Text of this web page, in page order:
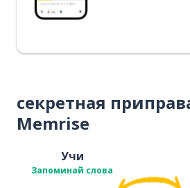
секретная
Memrise
Учи
Запоминай слова